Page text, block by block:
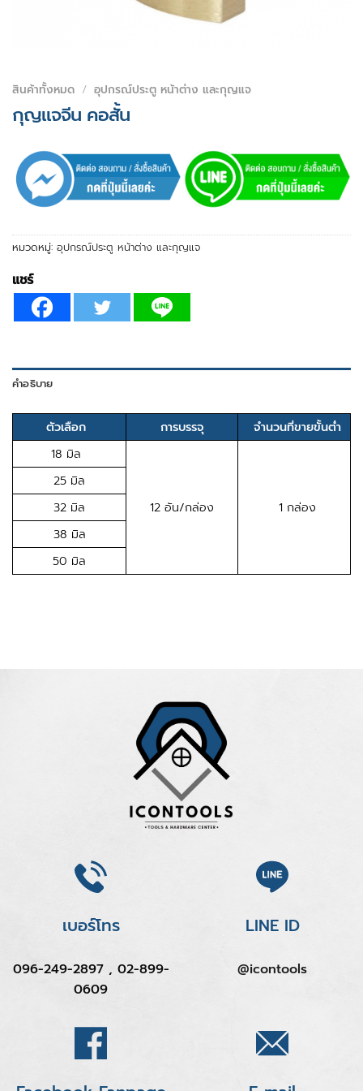
สินค้าทั้งหมด / อุปกรณ์ประตู หน้าต่าง และกุญแจ
กุญแจจีน คอสั้น
หมวดหมู่: อุปกรณ์ประตู หน้าต่าง และกุญแจ
แชร์
คำอธิบาย
ตัวเลือก การบรรจุ
จำนวนที่ขายขั้นต่ำ
18 มิล
12 อัน/กล่อง 1 กล่อง
25 มิล
32 มิล
38 มิล
50 มิล
เบอร์โทร
096-249-2897 , 02-899-
0609
LINE ID
@icontools